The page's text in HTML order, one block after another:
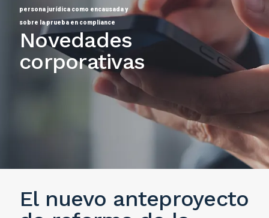
persona jurídica como encausada y
sobre la prueba en compliance
Novedades
corporativas
El nuevo anteproyecto